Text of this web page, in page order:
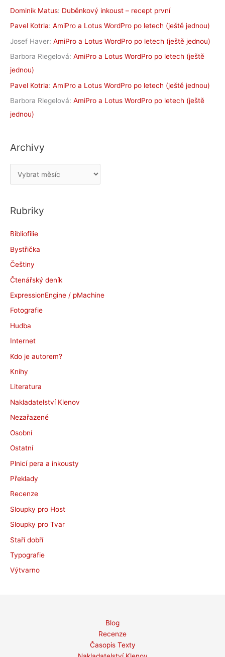
Dominik Matus: Duběnkový inkoust – recept první
Pavel Kotrla: AmiPro a Lotus WordPro po letech (ještě jednou)
Josef Haver: AmiPro a Lotus WordPro po letech (ještě jednou)
Barbora Riegelová: AmiPro a Lotus WordPro po letech (ještě
jednou)
Pavel Kotrla: AmiPro a Lotus WordPro po letech (ještě jednou)
Barbora Riegelová: AmiPro a Lotus WordPro po letech (ještě
jednou)
Archivy
r
h
v
y
Rubriky
Bibliofilie
Bystřička
Češtiny
Čtenářský deník
ExpressionEngine / pMachine
Fotografie
Hudba
Internet
Kdo je autorem?
Knihy
Literatura
Nakladatelství Klenov
Nezařazené
Osobní
Ostatní
Plnicí pera a inkousty
Překlady
Recenze
Sloupky pro Host
Sloupky pro Tvar
Staří dobří
Typografie
Výtvarno
Blog
Recenze
Časopis Texty